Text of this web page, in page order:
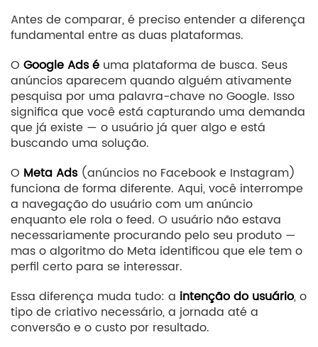
Antes de comparar, é preciso entender a diferença
fundamental entre as duas plataformas.
O Google Ads é uma plataforma de busca. Seus
anúncios aparecem quando alguém ativamente
pesquisa por uma palavra-chave no Google. Isso
significa que você está capturando uma demanda
que já existe — o usuário já quer algo e está
buscando uma solução.
O Meta Ads(anúncios no Facebook e Instagram)
funciona de forma diferente. Aqui, você interrompe
a navegação do usuário com um anúncio
enquanto ele rola o feed. O usuário não estava
necessariamente procurando pelo seu produto —
mas o algoritmo do Meta identificou que ele tem o
perfil certo para se interessar.
Essa diferença muda tudo: a intenção do usuário, o
tipo de criativo necessário, a jornada até a
conversão e o custo por resultado.